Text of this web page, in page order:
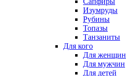
Изумруды
Рубины
Топазы
Танзаниты
Для кого
Для женщин
Для мужчин
Для детей